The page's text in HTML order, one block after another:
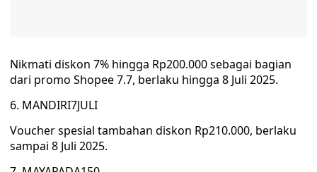
Nikmati diskon 7% hingga Rp200.000 sebagai bagian
dari promo Shopee 7.7, berlaku hingga 8 Juli 2025.
6. MANDIRI7JULI
Voucher spesial tambahan diskon Rp210.000, berlaku
sampai 8 Juli 2025.